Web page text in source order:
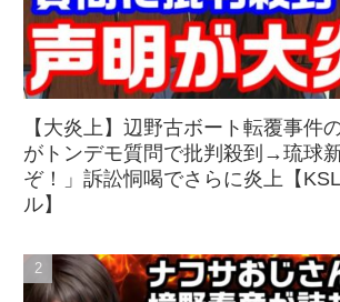
【大炎上】辺野古ボート転覆事件
がトンデモ質問で批判殺到→琉球
ぞ！」訴訟恫喝でさらに炎上【
ル】